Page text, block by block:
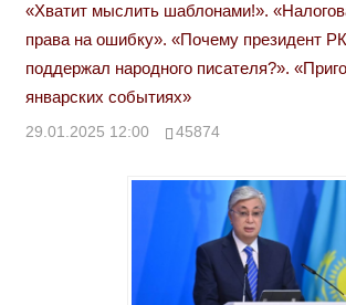
«Хватит мыслить шаблонами!».
права на ошибку». «Почему президент
поддержал народного писателя?».
январских событиях»
29.01.2025 12:00 45874